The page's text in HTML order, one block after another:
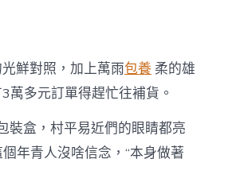
鮮對照，加上萬雨包養 柔的雄
多元訂單得趕忙往補貨。
裝盒，村平易近們的眼睛都亮
年青人沒啥信念，“本身做著